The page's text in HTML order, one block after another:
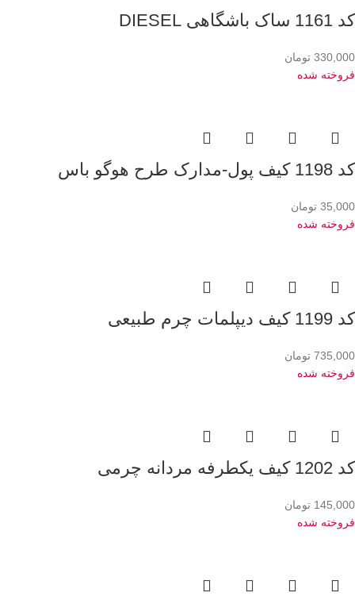
کد 1161 ساک باشگاهی DIESEL
330,000 تومان
فروخته شده
کد 1198 کیف پول-مدارک طرح هوگو باس
35,000 تومان
فروخته شده
کد 1199 کیف دیپلمات چرم طبیعی
735,000 تومان
فروخته شده
کد 1202 کیف یکطرفه مردانه چرمی
145,000 تومان
فروخته شده